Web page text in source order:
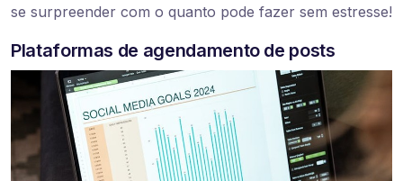
se surpreender com o quanto pode fazer sem estresse!
Plataformas de agendamento de posts